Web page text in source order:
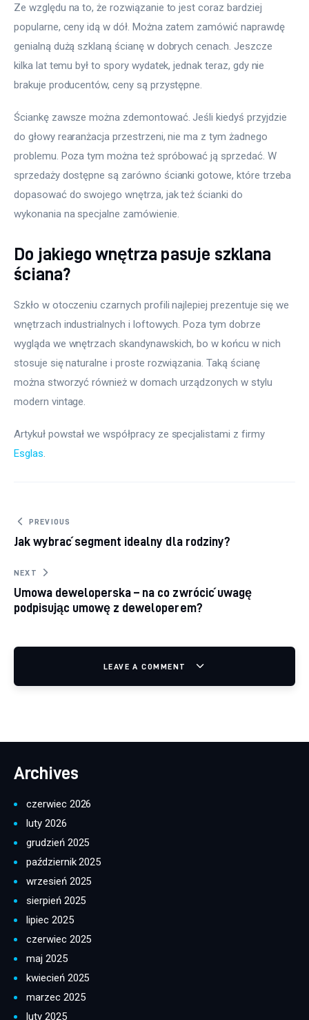
Ze względu na to, że rozwiązanie to jest coraz bardziej
popularne, ceny idą w dół. Można zatem zamówić naprawdę
genialną dużą szklaną ścianę w dobrych cenach. Jeszcze
kilka lat temu był to spory wydatek, jednak teraz, gdy nie
brakuje producentów, ceny są przystępne.
Ściankę zawsze można zdemontować. Jeśli kiedyś przyjdzie
do głowy rearanżacja przestrzeni, nie ma z tym żadnego
problemu. Poza tym można też spróbować ją sprzedać. W
sprzedaży dostępne są zarówno ścianki gotowe, które trzeba
dopasować do swojego wnętrza, jak też ścianki do
wykonania na specjalne zamówienie.
Do jakiego wnętrza pasuje szklana
ściana?
Szkło w otoczeniu czarnych profili najlepiej prezentuje się we
wnętrzach industrialnych i loftowych. Poza tym dobrze
wygląda we wnętrzach skandynawskich, bo w końcu w nich
stosuje się naturalne i proste rozwiązania. Taką ścianę
można stworzyć również w domach urządzonych w stylu
modern vintage.
Artykuł powstał we współpracy ze specjalistami z firmy
Esglas.
Nawigacja wpisu
PREVIOUS
Jak wybrać segment idealny dla rodziny?
NEXT
Umowa deweloperska – na co zwrócić uwagę
podpisując umowę z deweloperem?
LEAVE A COMMENT
Archives
czerwiec 2026
luty 2026
grudzień 2025
październik 2025
wrzesień 2025
sierpień 2025
lipiec 2025
czerwiec 2025
maj 2025
kwiecień 2025
marzec 2025
luty 2025